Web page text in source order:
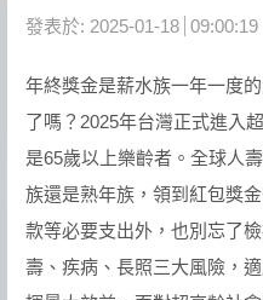
發表於: 2025-01-18 09:00:19
年終獎金是薪水族一年一度
了嗎？2025年台灣正式進入
是65歲以上樂齡者。全球人
族還是熟年族，領到紅包獎
款等必要支出外，也別忘了
壽、疾病、長照三大風險，